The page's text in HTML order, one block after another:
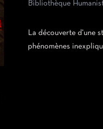
Bibliothèque
La découverte d'une
phénomènes